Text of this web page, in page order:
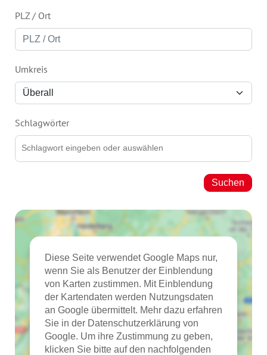
PLZ / Ort
Umkreis
Schlagwörter
Suchen
Diese Seite verwendet Google Maps nur,
wenn Sie als Benutzer der Einblendung
von Karten zustimmen. Mit Einblendung
der Kartendaten werden Nutzungsdaten
an Google übermittelt. Mehr dazu erfahren
Sie in der Datenschutzerklärung von
Google. Um ihre Zustimmung zu geben,
klicken Sie bitte auf den nachfolgenden